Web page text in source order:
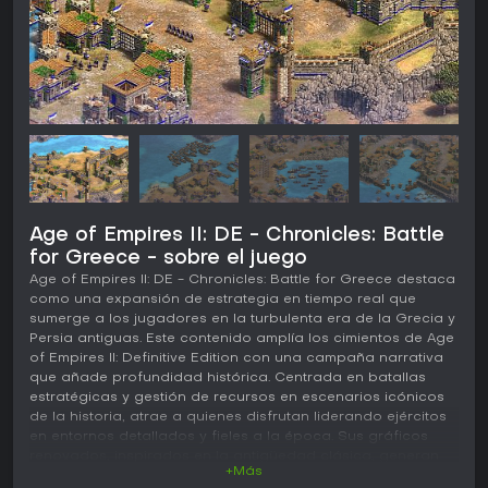
Age of Empires II: DE - Chronicles: Battle
for Greece - sobre el juego
Age of Empires II: DE - Chronicles: Battle for Greece destaca
como una expansión de estrategia en tiempo real que
sumerge a los jugadores en la turbulenta era de la Grecia y
Persia antiguas. Este contenido amplía los cimientos de Age
of Empires II: Definitive Edition con una campaña narrativa
que añade profundidad histórica. Centrada en batallas
estratégicas y gestión de recursos en escenarios icónicos
de la historia, atrae a quienes disfrutan liderando ejércitos
en entornos detallados y fieles a la época. Sus gráficos
una atmósfera única, distinta de los temas medievales del
+Más